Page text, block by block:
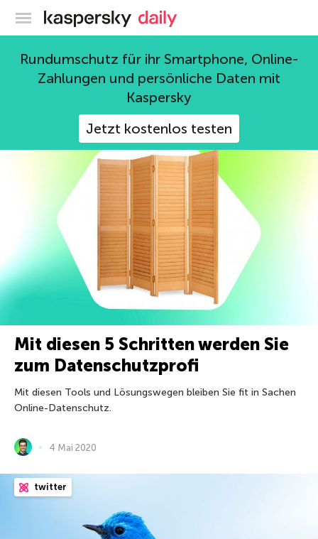
Offizieller Blog von Kaspersky
Rundumschutz für ihr Smartphone, Online-
Zahlungen und persönliche Daten mit
Kaspersky
Jetzt kostenlos testen
Soziale Netzwerke
Privatsphäre
Mit diesen 5 Schritten werden Sie
zum Datenschutzprofi
Mit diesen Tools und Lösungswegen bleiben Sie fit in Sachen
Online-Datenschutz.
4 Mai 2020
twitter